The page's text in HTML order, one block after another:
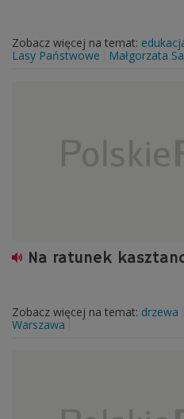
Zobacz więcej na temat:
Lasy Państwowe
Małgorzata
Na ratunek
Zobacz więcej na temat: drzewa
Warszawa